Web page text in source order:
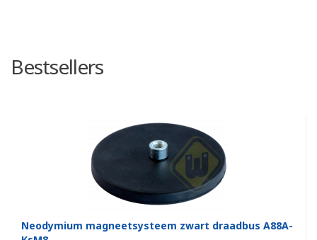
Bestsellers
Neodymium magneetsysteem zwart draadbus A88A-